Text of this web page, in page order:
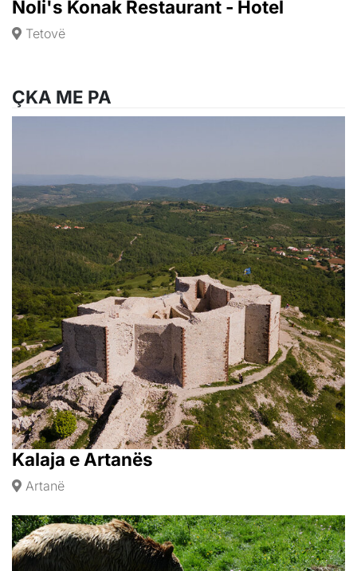
Noli's Konak Restaurant - Hotel
Tetovë
ÇKA ME PA
Kalaja e Artanës
Artanë